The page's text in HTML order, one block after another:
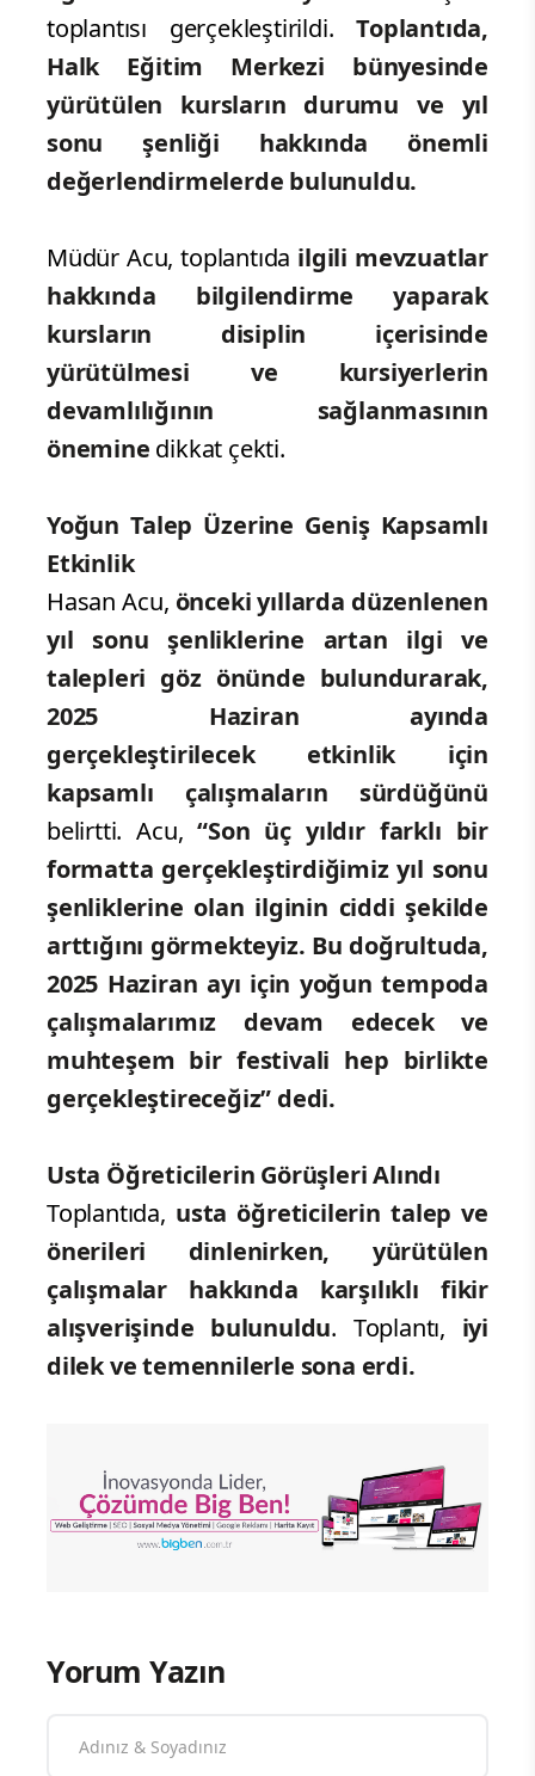
toplantısı gerçekleştirildi.Toplantıda,
Halk Eğitim Merkezi bünyesinde
yürütülen kursların durumu ve yıl
sonu şenliği hakkında önemli
değerlendirmelerde bulunuldu.
Müdür Acu, toplantıda ilgili mevzuatlar
hakkında bilgilendirme yaparak
kursların disiplin içerisinde
yürütülmesi ve kursiyerlerin
devamlılığının sağlanmasının
önemine dikkat çekti.
Yoğun Talep Üzerine Geniş Kapsamlı
Etkinlik
Hasan Acu, önceki yıllarda düzenlenen
yıl sonu şenliklerine artan ilgi ve
talepleri göz önünde bulundurarak,
2025 Haziran ayında
gerçekleştirilecek etkinlik için
kapsamlı çalışmaların sürdüğünü
belirtti. Acu,“Son üç yıldır farklı bir
formatta gerçekleştirdiğimiz yıl sonu
şenliklerine olan ilginin ciddi şekilde
arttığını görmekteyiz. Bu doğrultuda,
2025 Haziran ayı için yoğun tempoda
çalışmalarımız devam edecek ve
muhteşem bir festivali hep birlikte
gerçekleştireceğiz” dedi.
Usta Öğreticilerin Görüşleri Alındı
Toplantıda, usta öğreticilerin talep ve
önerileri dinlenirken, yürütülen
çalışmalar hakkında karşılıklı fikir
alışverişinde bulunuldu. Toplantı, iyi
dilek ve temennilerle sona erdi.
Yorum Yazın